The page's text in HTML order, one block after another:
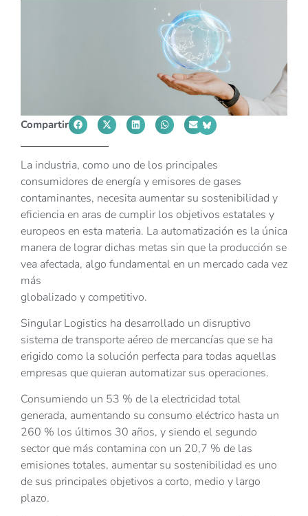
Compartir
La industria, como uno de los principales
consumidores de energía y emisores de gases
contaminantes, necesita aumentar su sostenibilidad y
eficiencia en aras de cumplir los objetivos estatales y
europeos en esta materia. La automatización es la única
manera de lograr dichas metas sin que la producción se
vea afectada, algo fundamental en un mercado cada vez
más
globalizado y competitivo.
Singular Logistics ha desarrollado un disruptivo
sistema de transporte aéreo de mercancías que se ha
erigido como la solución perfecta para todas aquellas
empresas que quieran automatizar sus operaciones.
Consumiendo un 53 % de la electricidad total
generada, aumentando su consumo eléctrico hasta un
260 % los últimos 30 años, y siendo el segundo
sector que más contamina con un 20,7 % de las
emisiones totales, aumentar su sostenibilidad es uno
de sus principales objetivos a corto, medio y largo
plazo.